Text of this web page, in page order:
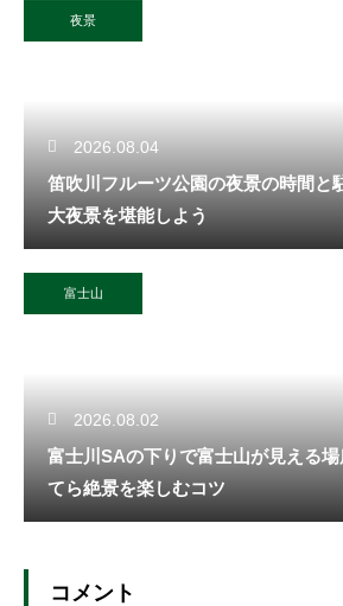
夜景
2026.08.04
笛吹川フルーツ公園の夜景の時間と
大夜景を堪能しよう
富士山
2026.08.02
富士川SAの下りで富士山が見える
てら絶景を楽しむコツ
コメント